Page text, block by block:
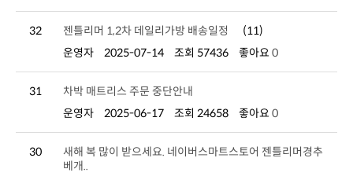
32 젠틀리머 1,2차 데일리가방 배송일정
(11)
운영자
2025-07-14 조회 57436 좋아요 0
31
차박 매트리스 주문 중단안내
운영자
2025-06-17 조회 24658 좋아요 0
30
베개..